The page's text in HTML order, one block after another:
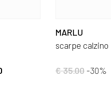
MARLU
scarpe calzino
€ 35.00-30%